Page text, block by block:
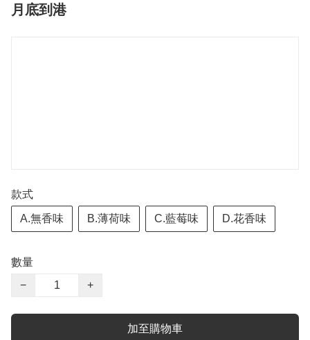
月底到港
款式
A.無香味 B.薄荷味 C.藍莓味 D.花香味
數量
−
+
加至購物車